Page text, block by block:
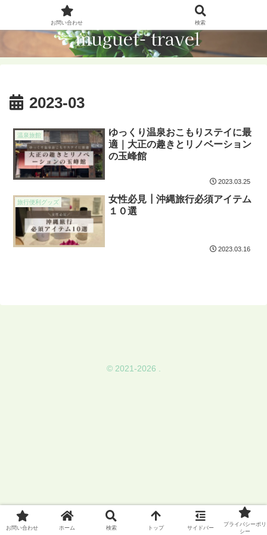
2023-03
温泉旅館
ゆっくり温泉おこもりステイに最
適｜大正の趣きとリノベーション
の玉峰館
2023.03.25
旅行便利グッズ
女性必見┃沖縄旅行必須アイテム
１０選
2023.03.16
© 2021-2026 .
お問い合わせ 検索
お問い合わせ ホーム 検索 トップ サイドバー
プライバシーポリ
シー